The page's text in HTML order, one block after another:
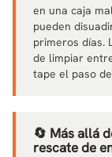
en una caja
pueden
primeros días.
de limpiar
tape el paso
🔄 Más allá
rescate de